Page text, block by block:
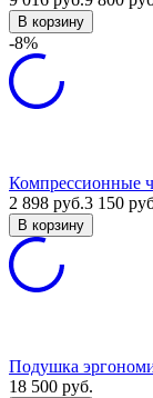
В корзину
-8%
Компрессионные
2 898 руб.3 150
В корзину
Подушка
18 500 руб.